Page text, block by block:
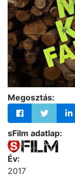
Megosztás:
sFilm adatlap:
Év:
2017